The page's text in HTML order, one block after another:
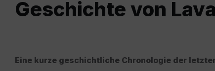
Geschichte von
Eine kurze geschichtliche Chronologie der